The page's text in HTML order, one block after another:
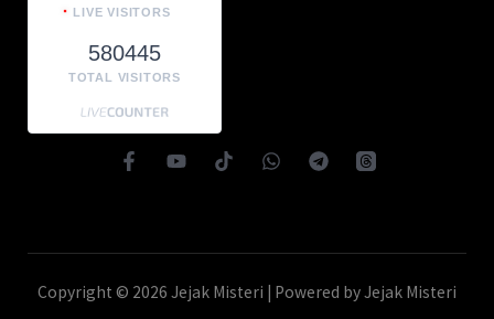
LIVE VISITORS
580445
TOTAL VISITORS
Copyright © 2026 Jejak Misteri | Powered by Jejak Misteri